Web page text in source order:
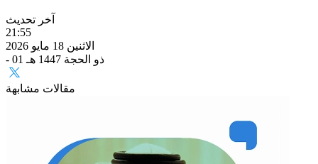
آخر تحديث
21:55
الاثنين 18 مايو 2026
- 01 ذو الحجة 1447 هـ
مقالات مشابهة